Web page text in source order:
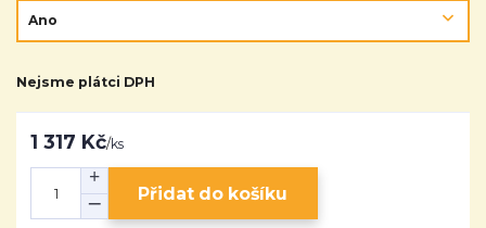
Nejsme plátci DPH
1 317 Kč/ks
Přidat do košíku